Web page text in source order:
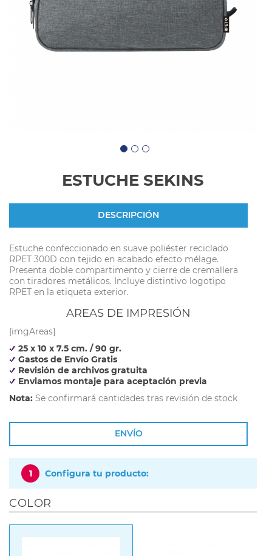
ESTUCHE SEKINS
DESCRIPCIÓN
Estuche confeccionado en suave poliéster reciclado
RPET 300D con tejido en acabado efecto mélage.
Presenta doble compartimento y cierre de cremallera
con tiradores metálicos. Incluye distintivo logotipo
RPET en la etiqueta exterior.
AREAS DE IMPRESIÓN
[imgAreas]
25 x 10 x 7.5 cm. / 90 gr.
Gastos de Envío Gratis
Revisión de archivos gratuita
Enviamos montaje para aceptación previa
Nota: Se confirmará cantidades tras revisión de stock
ENVÍO
1 Configura tu producto:
COLOR